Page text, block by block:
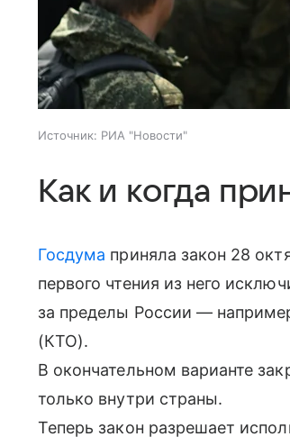
Источник: РИА "Новости"
Как и когда
Госдума приняла закон 28
первого чтения из него
за пределы России —
(КТО).
В окончательном варианте
только внутри страны.
Теперь закон разрешает